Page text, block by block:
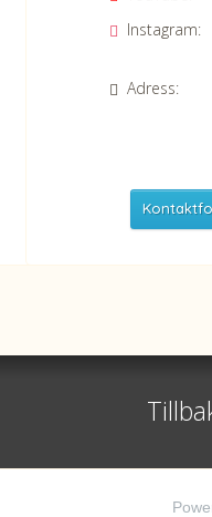
Instagram:
Adress:
Org